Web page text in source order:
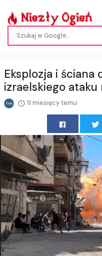
Eksplozja i
izraelskiego ataku
11 miesięcy temu